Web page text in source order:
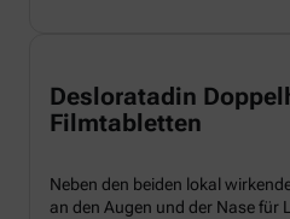
Desloratadin
Filmtabletten
Neben den beiden lokal
an den Augen und der Nase für